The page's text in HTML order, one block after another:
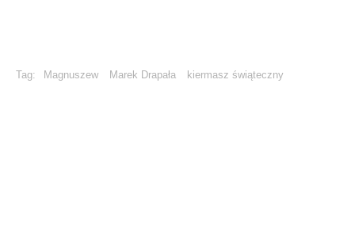
Tag: Magnuszew Marek Drapała kiermasz świąteczny